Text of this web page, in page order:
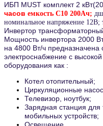
ИБП MUST комплект 2
часов емкость С10 200Ач;
номинальное напряжение 12В;
Инвертор
Мощность инвертора 2000
на 4800 Вт/ч предназначена
электроснабжение с
оборудования как :
Котел отопительный;
Циркуляционные
Телевизор, ноутбук;
Зарядная станция
мобильных устройств;